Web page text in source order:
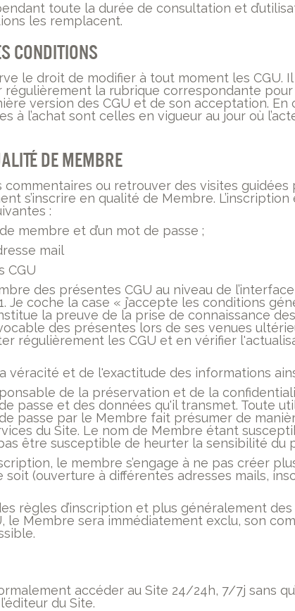
toute la durée de consultation et
les remplacent.
conditions
le droit de modifier à tout moment les CGU.
régulièrement la rubrique correspondante
version des CGU et de son acceptation. En
à l’achat sont celles en vigueur au jour où
de Membre
ou retrouver des visites guidées
s’inscrire en qualité de Membre.
:
membre et d’un mot de passe ;
mail
CGU
des présentes CGU au niveau de l’interface
Je coche la case « j’accepte les conditions
la preuve de la prise de connaissance
des présentes lors de ses venues
régulièrement les CGU et en vérifier
véracité et de l'exactitude des informations
de la préservation et de la
passe et des données qu'il transmet. Toute
passe par le Membre fait présumer de
du Site. Le nom de Membre étant
être susceptible de heurter la sensibilité du
le membre s’engage à ne pas créer
(ouverture à différentes adresses mails,
règles d’inscription et plus généralement
le Membre sera immédiatement exclu, son
accéder au Site 24/24h, 7/7j sans qu’il
du Site.